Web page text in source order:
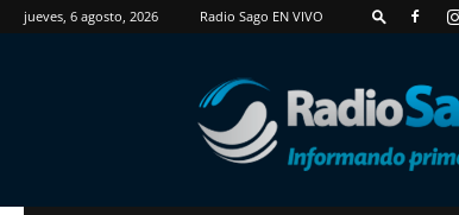
jueves, 6 agosto, 2026 Radio Sago EN VIVO
RadioSago